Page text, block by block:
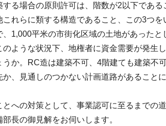
る場合の原則許可は、階数が2以下であ
れらに類する構造であること、この3つを
1,000平米の市街化区域の土地があった
ような状況下、地権者に資金需要が発生
か。RC造は建築不可、4階建ても建築不
、見通しのつかない計画道路があること
への対策として、事業認可に至るまでの
長の御見解をお伺いします。